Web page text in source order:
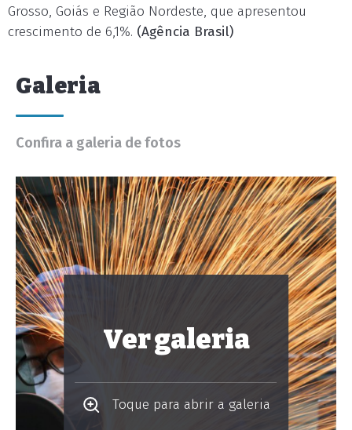
Grosso, Goiás e Região Nordeste, que apresentou
crescimento de 6,1%. (Agência Brasil)
Galeria
Confira a galeria de fotos
Ver galeria
Toque para abrir a galeria